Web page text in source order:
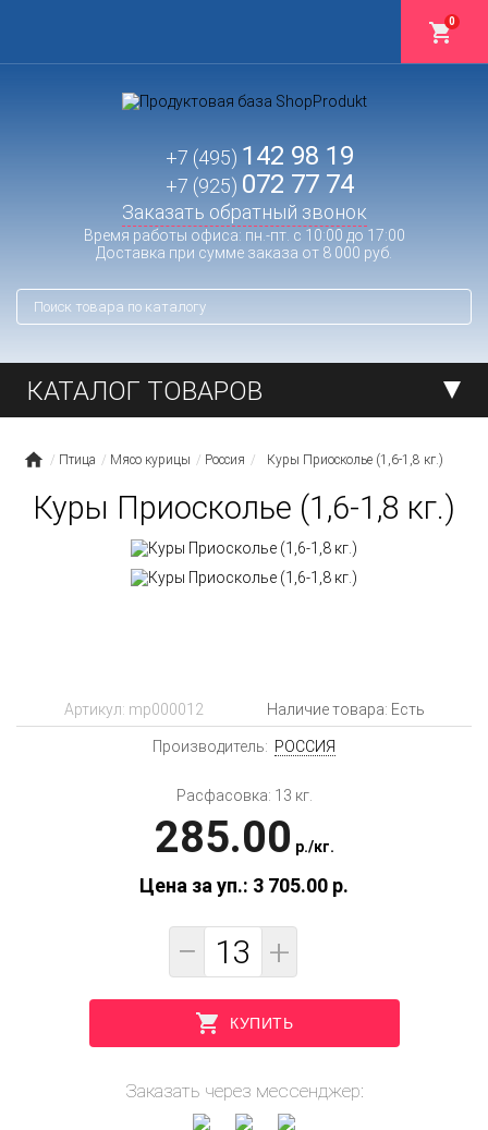
0
+7 (495) 142 98 19
+7 (925) 072 77 74
Заказать обратный звонок
Время работы офиса: пн.-пт. с 10:00 до 17:00
Доставка при сумме заказа от 8 000 руб.
КАТАЛОГ ТОВАРОВ
Птица Мясо курицы Россия Куры Приосколье (1,6-1,8 кг.)
Куры Приосколье (1,6-1,8 кг.)
Артикул: mp000012 Наличие товара: Есть
Производитель: РОССИЯ
Расфасовка: 13 кг.
285.00 p./кг.
Цена за уп.: 3 705.00 p.
− +
КУПИТЬ
Заказать через мессенджер: